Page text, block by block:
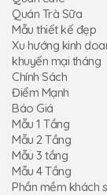
Quán Trà Sữa
Mẫu thiết kế đẹp
Xu hướng kinh
khuyến mại tháng
Chính Sách
Điểm Mạnh
Báo Giá
Mẫu 1 Tầng
Mẫu 2 Tầng
Mẫu 3 tầng
Mẫu 4 Tầng
Phần mềm khách